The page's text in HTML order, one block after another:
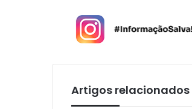
Artigos relacionados